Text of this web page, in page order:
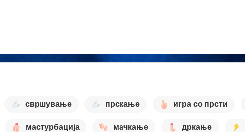
свршување прскање игра со прсти
мастурбација мачкање дркање